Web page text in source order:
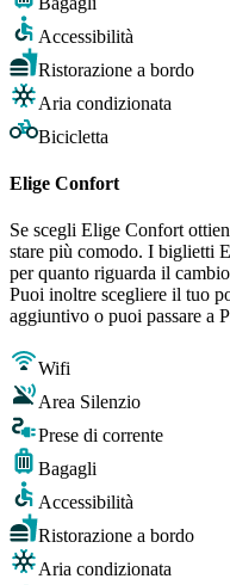
Accessibilità
Ristorazione a bordo
Aria condizionata
Bicicletta
Elige Confort
Se scegli Elige Confort
stare più comodo. I biglietti
per quanto riguarda il
Puoi inoltre scegliere il tuo
aggiuntivo o puoi passare a
Wifi
Area Silenzio
Prese di corrente
Bagagli
Accessibilità
Ristorazione a bordo
Aria condizionata